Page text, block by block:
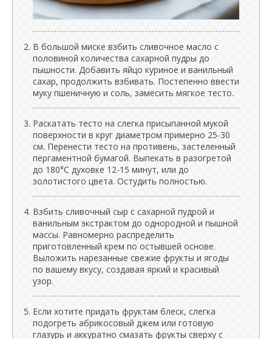
В большой миске взбить сливочное масло с
половиной количества сахарной пудры до
пышности. Добавить яйцо куриное и ванильный
сахар, продолжить взбивать. Постепенно ввести
муку пшеничную и соль, замесить мягкое тесто.
Раскатать тесто на слегка присыпанной мукой
поверхности в круг диаметром примерно 25-30
см. Перенести тесто на противень, застеленный
пергаментной бумагой. Выпекать в разогретой
до 180°C духовке 12-15 минут, или до
золотистого цвета. Остудить полностью.
Взбить сливочный сыр с сахарной пудрой и
ванильным экстрактом до однородной и пышной
массы. Равномерно распределить
приготовленный крем по остывшей основе.
Выложить нарезанные свежие фрукты и ягоды
по вашему вкусу, создавая яркий и красивый
узор.
Если хотите придать фруктам блеск, слегка
подогреть абрикосовый джем или готовую
глазурь и аккуратно смазать фрукты сверху с